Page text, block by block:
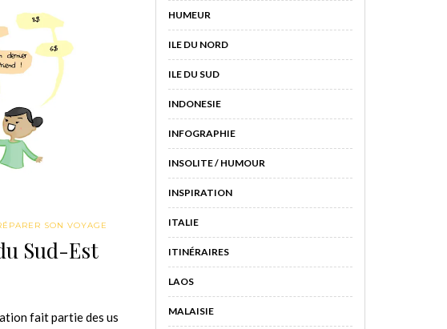
SON VOYAGE
Sud-Est
fait partie des us
HUMEUR
ILE DU NORD
ILE DU SUD
INDONESIE
INFOGRAPHIE
INSOLITE / HUMOUR
INSPIRATION
ITALIE
ITINÉRAIRES
LAOS
MALAISIE